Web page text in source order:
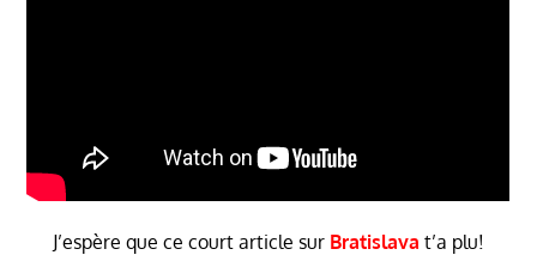
J’espère que ce court article sur Bratislava t’a plu!